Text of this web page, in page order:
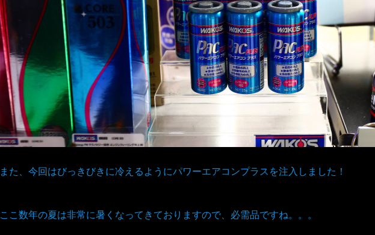
また、今回はびっきびきに冷えるようにパワーエアコンプラスを注入しました！
ここ数年の夏は非常に暑くなってきておりますので、必需品ですね。。。